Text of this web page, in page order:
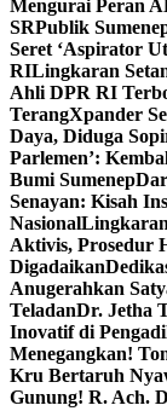
Mengurai Peran
SRPublik
Seret ‘Aspirator
RILingkaran
Ahli DPR RI
TerangXpander
Daya, Diduga
Parlemen’:
Bumi Sumenep
Senayan: Kisah
Nasional
Aktivis, Prosedur
Digadaikan
Anugerahkan
TeladanDr. Jetha
Inovatif di
Menegangkan!
Kru Bertaruh
Gunung! R. Ach.